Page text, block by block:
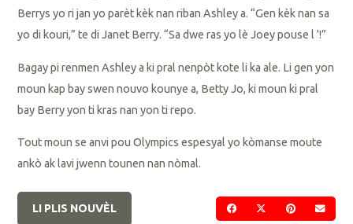
Berrys yo ri jan yo parèt kèk nan riban Ashley a. “Gen kèk nan sa
yo di kouri,” te di Janet Berry. “Sa dwe ras yo lè Joey pouse l '!”
Bagay pi renmen Ashley a ki pral nenpòt kote li ka ale. Li gen yon
moun kap bay swen nouvo kounye a, Betty Jo, ki moun ki pral
bay Berry yon ti kras nan yon ti repo.
Tout moun se anvi pou Olympics espesyal yo kòmanse moute
ankò ak lavi jwenn tounen nan nòmal.
PATAJE SOUPATAJE SOU
PATAJE
LI PLIS NOUVÈL